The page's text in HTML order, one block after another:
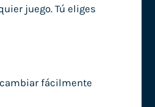
juego. Tú eliges
fácilmente